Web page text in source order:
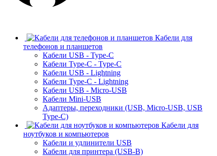
Кабели для
телефонов и планшетов
Кабели USB - Type-C
Кабели Type-C - Type-C
Кабели USB - Lightning
Кабели Type-C - Lightning
Кабели USB - Micro-USB
Кабели Mini-USB
Адаптеры, переходники (USB, Micro-USB, USB
Type-C)
Кабели для
ноутбуков и компьютеров
Кабели и удлинители USB
Кабели для принтера (USB-B)